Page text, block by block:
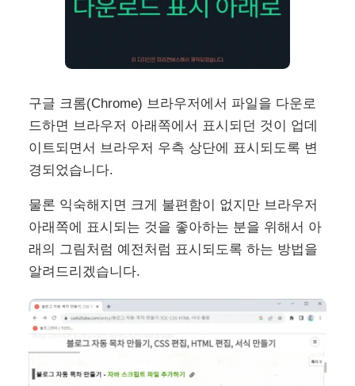
구글 크롬(Chrome) 브라우저에서 파일을 다운로
드하면 브라우저 아래쪽에서 표시되던 것이 업데
이트되면서 브라우저 우측 상단에 표시되도록 변
경되었습니다.
물론 익숙해지면 크게 불편함이 없지만 브라우저
아래쪽에 표시되는 것을 좋아하는 분을 위해서 아
래의 그림처럼 예전처럼 표시되도록 하는 방법을
알려드리겠습니다.